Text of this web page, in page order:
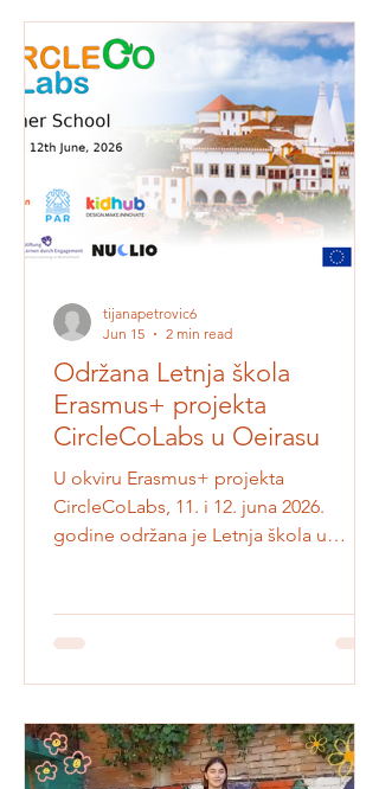
Održana Letnja škola
Erasmus+ projekta
CircleCoLabs u Oeirasu
U okviru Erasmus+ projekta
CircleCoLabs, 11. i 12. juna 2026.
Superior Técnico – Taguspark. Partneri i
okupili su se kako bi zajedno istražili
kako obrazovanje može da osnaži
mlade da razvijaju održiva, cirkularna i
društveno korisna rešenja za izazove u
Jun 15
2 min read